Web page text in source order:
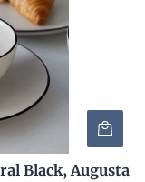
Black, Augusta